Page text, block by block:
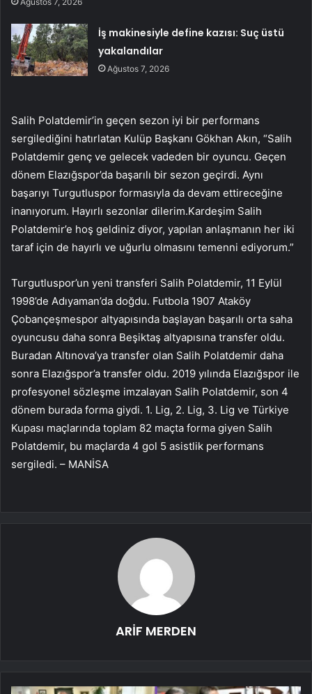
İş makinesiyle define kazısı: Suç üstü
yakalandılar
Ağustos 7, 2026
Salih Polatdemir’in geçen sezon iyi bir performans
sergilediğini hatırlatan Kulüp Başkanı Gökhan Akın, “Salih
Polatdemir genç ve gelecek vadeden bir oyuncu. Geçen
dönem Elazığspor’da başarılı bir sezon geçirdi. Aynı
başarıyı Turgutluspor formasıyla da devam ettireceğine
inanıyorum. Hayırlı sezonlar dilerim.Kardeşim Salih
Polatdemir’e hoş geldiniz diyor, yapılan anlaşmanın her iki
taraf için de hayırlı ve uğurlu olmasını temenni ediyorum.”
Turgutluspor’un yeni transferi Salih Polatdemir, 11 Eylül
1998’de Adıyaman’da doğdu. Futbola 1907 Ataköy
Çobançeşmespor altyapısında başlayan başarılı orta saha
oyuncusu daha sonra Beşiktaş altyapısına transfer oldu.
Buradan Altınova’ya transfer olan Salih Polatdemir daha
sonra Elazığspor’a transfer oldu. 2019 yılında Elazığspor ile
profesyonel sözleşme imzalayan Salih Polatdemir, son 4
dönem burada forma giydi. 1. Lig, 2. Lig, 3. Lig ve Türkiye
Kupası maçlarında toplam 82 maçta forma giyen Salih
Polatdemir, bu maçlarda 4 gol 5 asistlik performans
sergiledi. – MANİSA
ARİF MERDEN